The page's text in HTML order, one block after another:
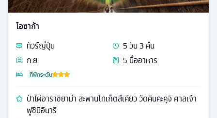
โอซาก้า
ทัวร์ญี่ปุ่น 5วัน3 คืน
ก.ย.
5 มื้ออาหาร
ที่พักระดับ
ป่าไผ่อาราชิยาม่า สะพานโทเก็ตสึเคียว วัดคินคะคุจิ ศาลเจ้า
ฟูชิมิอินาริ